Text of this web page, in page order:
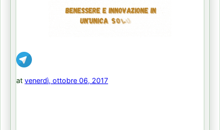
at venerdì, ottobre 06, 2017